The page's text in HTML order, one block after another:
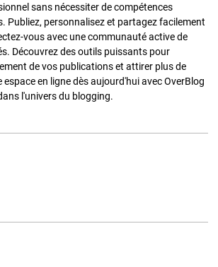
sans nécessiter de compétences
Publiez, personnalisez et partagez facilement
vous avec une communauté active de
Découvrez des outils puissants pour
de vos publications et attirer plus de
en ligne dès aujourd'hui avec OverBlog
l'univers du blogging.